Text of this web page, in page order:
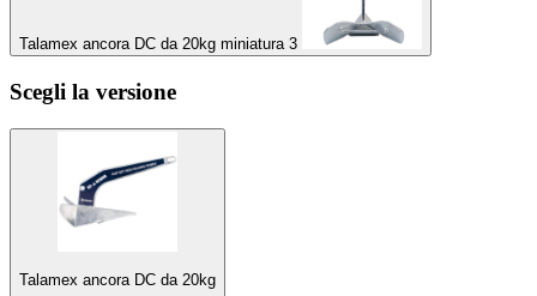
Talamex ancora DC da 20kg miniatura 3
Scegli la versione
Talamex ancora DC da 20kg